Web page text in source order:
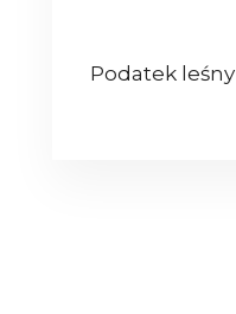
Podatek leśny